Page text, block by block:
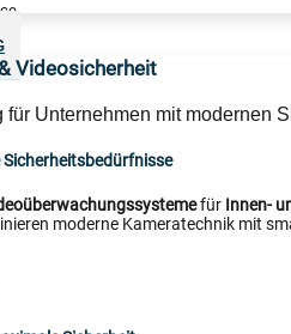
Videosicherheit
für Innen-
moderne Kameratechnik mit